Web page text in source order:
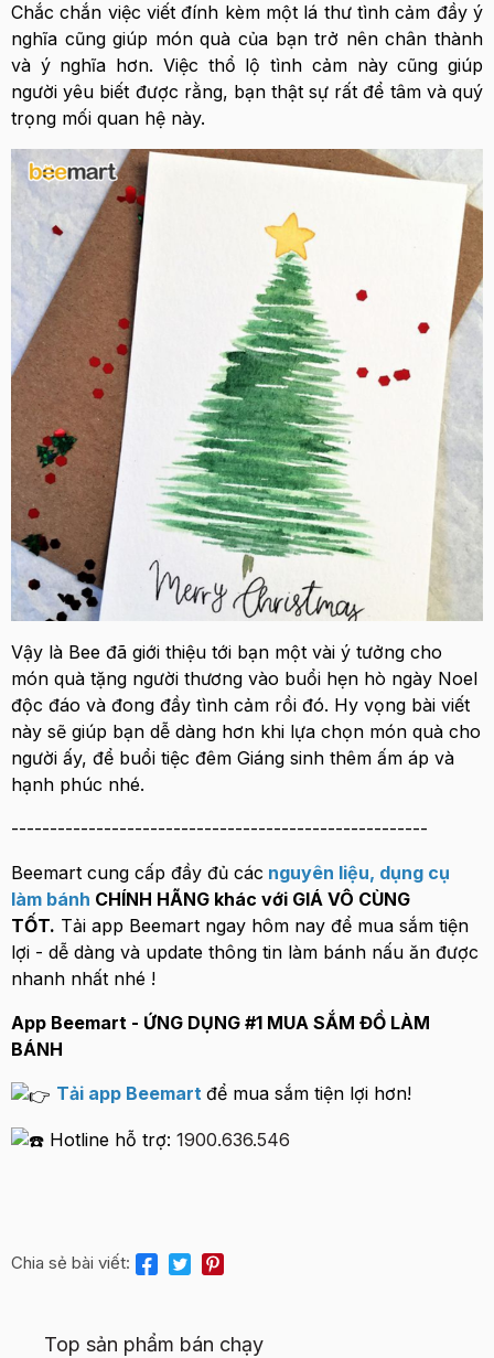
Chắc chắn việc viết đính kèm một lá thư tình cảm đầy ý
nghĩa cũng giúp món quà của bạn trở nên chân thành
và ý nghĩa hơn. Việc thổ lộ tình cảm này cũng giúp
người yêu biết được rằng, bạn thật sự rất để tâm và quý
trọng mối quan hệ này.
Vậy là Bee đã giới thiệu tới bạn một vài ý tưởng cho
món quà tặng người thương vào buổi hẹn hò ngày Noel
độc đáo và đong đầy tình cảm rồi đó. Hy vọng bài viết
này sẽ giúp bạn dễ dàng hơn khi lựa chọn món quà cho
người ấy, để buổi tiệc đêm Giáng sinh thêm ấm áp và
hạnh phúc nhé.
------------------------------------------------------
Beemart cung cấp đầy đủ các nguyên liệu, dụng cụ
làm bánh CHÍNH HÃNG khác với GIÁ VÔ CÙNG
TỐT. Tải app Beemart ngay hôm nay để mua sắm tiện
lợi - dễ dàng và update thông tin làm bánh nấu ăn được
nhanh nhất nhé !
App Beemart - ỨNG DỤNG #1 MUA SẮM ĐỒ LÀM
BÁNH
Tải app Beemart để mua sắm tiện lợi hơn!
Hotline hỗ trợ: 1900.636.546
Chia sẻ bài viết:
Top sản phẩm bán chạy